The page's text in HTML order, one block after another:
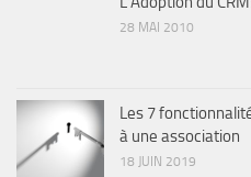
28 MAI 2010
Les 7
à une association
18 JUIN 2019